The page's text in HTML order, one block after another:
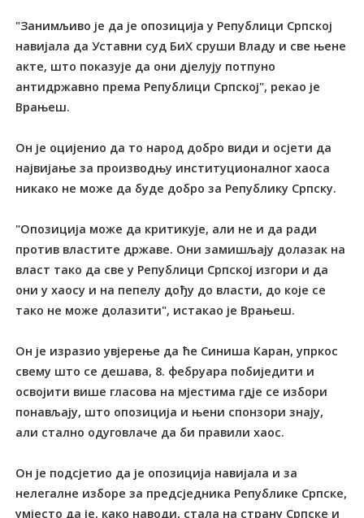
"Занимљиво је да је опозиција у Републици Српској
навијала да Уставни суд БиХ сруши Владу и све њене
акте, што показује да они дјелују потпуно
антидржавно према Републици Српској", рекао је
Врањеш.
Он је оцијенио да то народ добро види и осјети да
највијање за производњу институционалног хаоса
никако не може да буде добро за Републику Српску.
"Опозиција може да критикује, али не и да ради
против властите државе. Они замишљају долазак на
власт тако да све у Републици Српској изгори и да
они у хаосу и на пепелу дођу до власти, до које се
тако не може долазити", истакао је Врањеш.
Он је изразио увјерење да ће Синиша Каран, упркос
свему што се дешава, 8. фебруара побиједити и
освојити више гласова на мјестима гдје се избори
понављају, што опозиција и њени спонзори знају,
али стално одуговлаче да би правили хаос.
Он је подсјетио да је опозиција навијала и за
нелегалне изборе за предсједника Републике Српске,
умјесто да је, како наводи, стала на страну Српске и